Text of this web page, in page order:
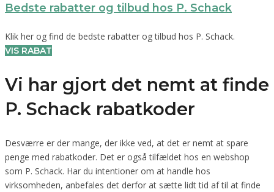
Bedste rabatter og tilbud hos P. Schack
Klik her og find de bedste rabatter og tilbud hos P. Schack.
VIS RABAT
Vi har gjort det nemt at finde
P. Schack rabatkoder
Desværre er der mange, der ikke ved, at det er nemt at spare
penge med rabatkoder. Det er også tilfældet hos en webshop
som P. Schack. Har du intentioner om at handle hos
virksomheden, anbefales det derfor at sætte lidt tid af til at finde